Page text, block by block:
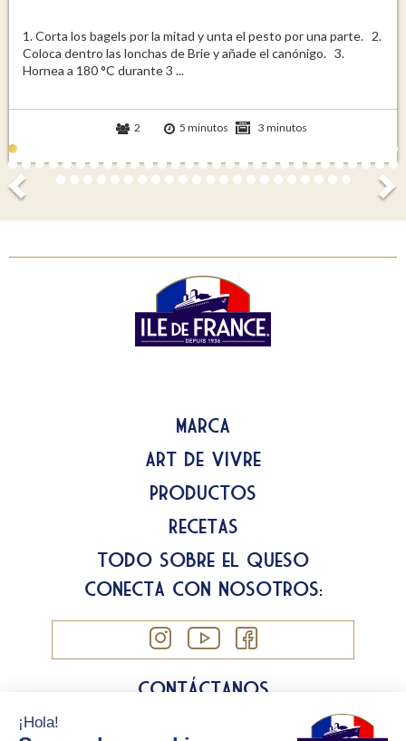
1. Corta los bagels por la mitad y unta el pesto por una parte. 2.
Coloca dentro las lonchas de Brie y añade el canónigo. 3.
Hornea a 180 °C durante 3 ...
2 5 minutos 3 minutos
Marca
Art de Vivre
Productos
Recetas
Todo sobre el queso
Conecta con nosotros:
Contáctanos